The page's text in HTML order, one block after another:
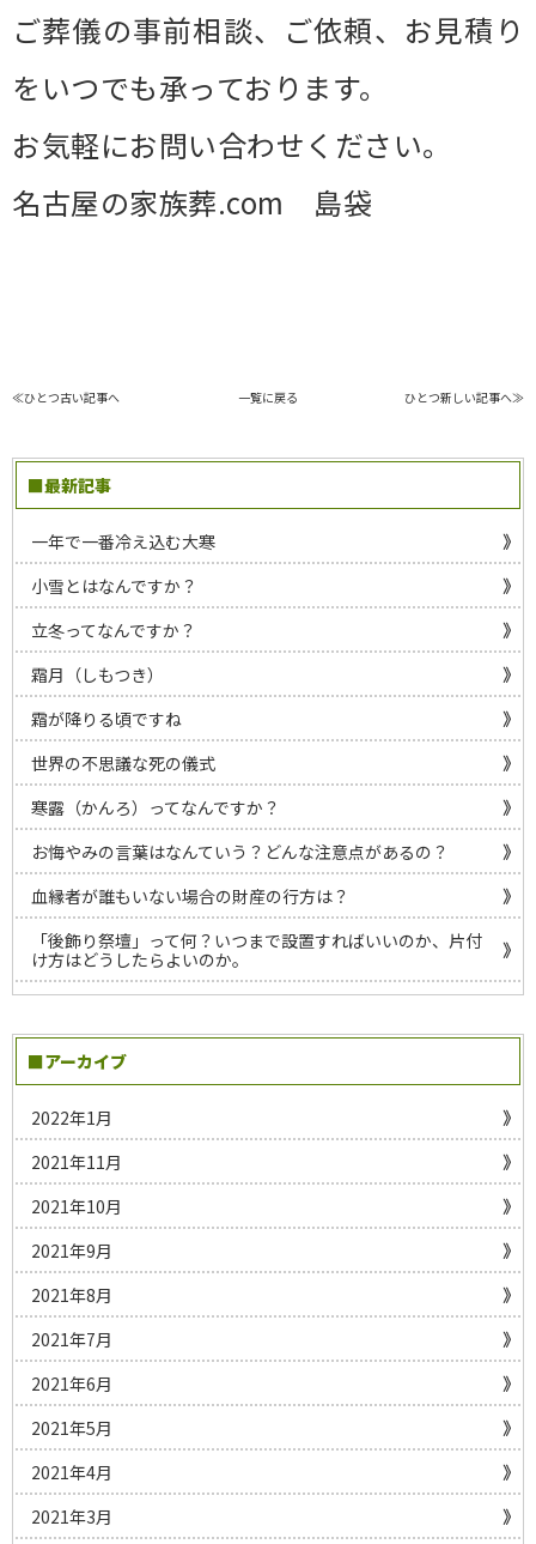
ご葬儀の事前相談、ご依頼、お見積り
をいつでも承っております。
お気軽にお問い合わせください。
名古屋の家族葬.com 島袋
≪ひとつ古い記事へ 一覧に戻る ひとつ新しい記事へ≫
■最新記事
一年で一番冷え込む大寒
小雪とはなんですか？
立冬ってなんですか？
霜月（しもつき）
霜が降りる頃ですね
世界の不思議な死の儀式
寒露（かんろ）ってなんですか？
お悔やみの言葉はなんていう？どんな注意点があるの？
血縁者が誰もいない場合の財産の行方は？
「後飾り祭壇」って何？いつまで設置すればいいのか、片付
け方はどうしたらよいのか。
■アーカイブ
2022年1月
2021年11月
2021年10月
2021年9月
2021年8月
2021年7月
2021年6月
2021年5月
2021年4月
2021年3月